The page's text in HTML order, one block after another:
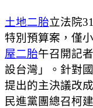
土地二胎立法院
特別預算案，僅
屋二胎午召開記
設台灣」。針對
提出的主決議改
民進黨團總召柯